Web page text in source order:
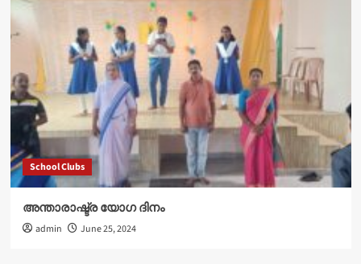
School Clubs
അന്താരാഷ്ട്ര യോഗ ദിനം
admin June 25, 2024